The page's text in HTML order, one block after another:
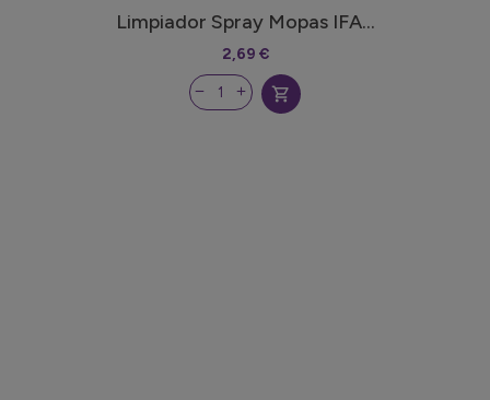
Limpiador Spray Mopas IFA...
2,69 €
shopping_cart